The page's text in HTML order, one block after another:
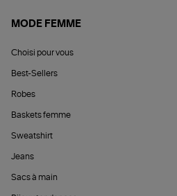
MODE FEMME
Choisi pour vous
Best-Sellers
Robes
Baskets femme
Sweatshirt
Jeans
Sacs à main